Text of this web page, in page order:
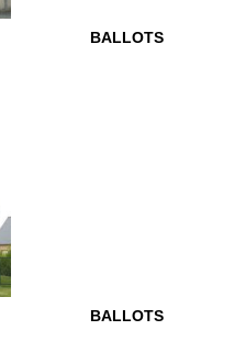
BALLOTS
BALLOTS